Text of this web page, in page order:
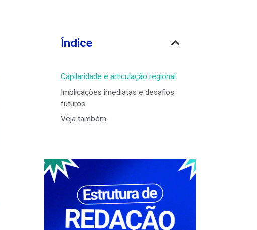
Índice
Capilaridade e articulação regional
Implicações imediatas e desafios
futuros
Veja também: